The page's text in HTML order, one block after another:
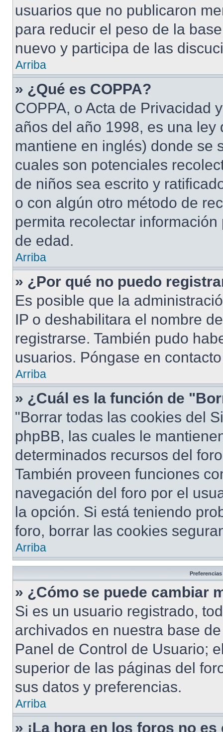
usuarios que no publicaron
para reducir el peso de la
nuevo y participa de las
Arriba
» ¿Qué es COPPA?
COPPA, o Acta de Privacidad
años del año 1998, es una
mantiene en inglés) donde se
cuales son potenciales
de niños sea escrito y
o con algún otro método de
permita recolectar
de edad.
Arriba
» ¿Por qué no puedo
Es posible que la
IP o deshabilitara el nombre
registrarse. También pudo
usuarios. Póngase en
Arriba
» ¿Cuál es la función de
"Borrar todas las cookies del
phpBB, las cuales le
determinados recursos del
También proveen funciones
navegación del foro por el
la opción. Si está teniendo
foro, borrar las cookies
Arriba
» ¿Cómo se puede cambiar
Si es un usuario registrado,
archivados en nuestra base
Panel de Control de Usuario;
superior de las páginas del
sus datos y preferencias.
Arriba
» ¡La hora en los foros no